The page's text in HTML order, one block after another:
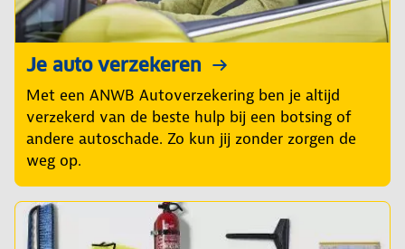
Je auto verzekeren
Met een ANWB Autoverzekering ben je altijd
verzekerd van de beste hulp bij een botsing of
andere autoschade. Zo kun jij zonder zorgen de
weg op.